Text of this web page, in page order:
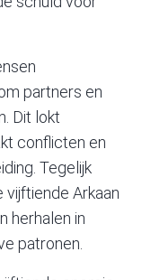
partners en
Dit lokt
conflicten en
Tegelijk
Arkaan
herhalen in
patronen.